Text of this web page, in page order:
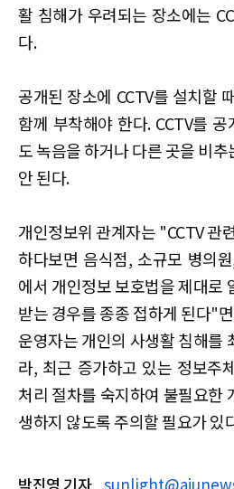
활 침해가 우려되는 장소에는
다.
공개된 장소에 CCTV를 설치할
함께 부착해야 한다. CCTV를
도 녹음을 하거나 다른 곳을 비
안 된다.
개인정보위 관계자는 "CCTV 관
하다보면 음식점, 소규모 병의
에서 개인정보 보호법을 제대로
받는 경우를 종종 접하게 된다"
운영자는 개인의 사생활 침해를
라, 최근 증가하고 있는 정보주
처리 절차를 숙지하여 불필요한
생하지 않도록 주의할 필요가 있
박진영 기자